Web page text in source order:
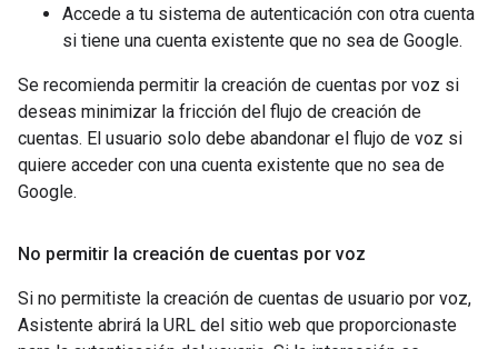
Accede a tu sistema de autenticación con otra cuenta
si tiene una cuenta existente que no sea de Google.
Se recomienda permitir la creación de cuentas por voz si
deseas minimizar la fricción del flujo de creación de
cuentas. El usuario solo debe abandonar el flujo de voz si
quiere acceder con una cuenta existente que no sea de
Google.
No permitir la creación de cuentas por voz
Si no permitiste la creación de cuentas de usuario por voz,
Asistente abrirá la URL del sitio web que proporcionaste